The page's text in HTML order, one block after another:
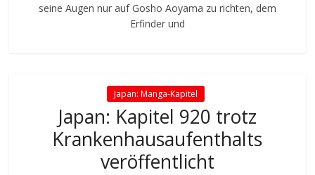
seine Augen nur auf Gosho Aoyama zu richten, dem
Erfinder und
Japan: Manga-Kapitel
Japan: Kapitel 920 trotz
Krankenhausaufenthalts
veröffentlicht